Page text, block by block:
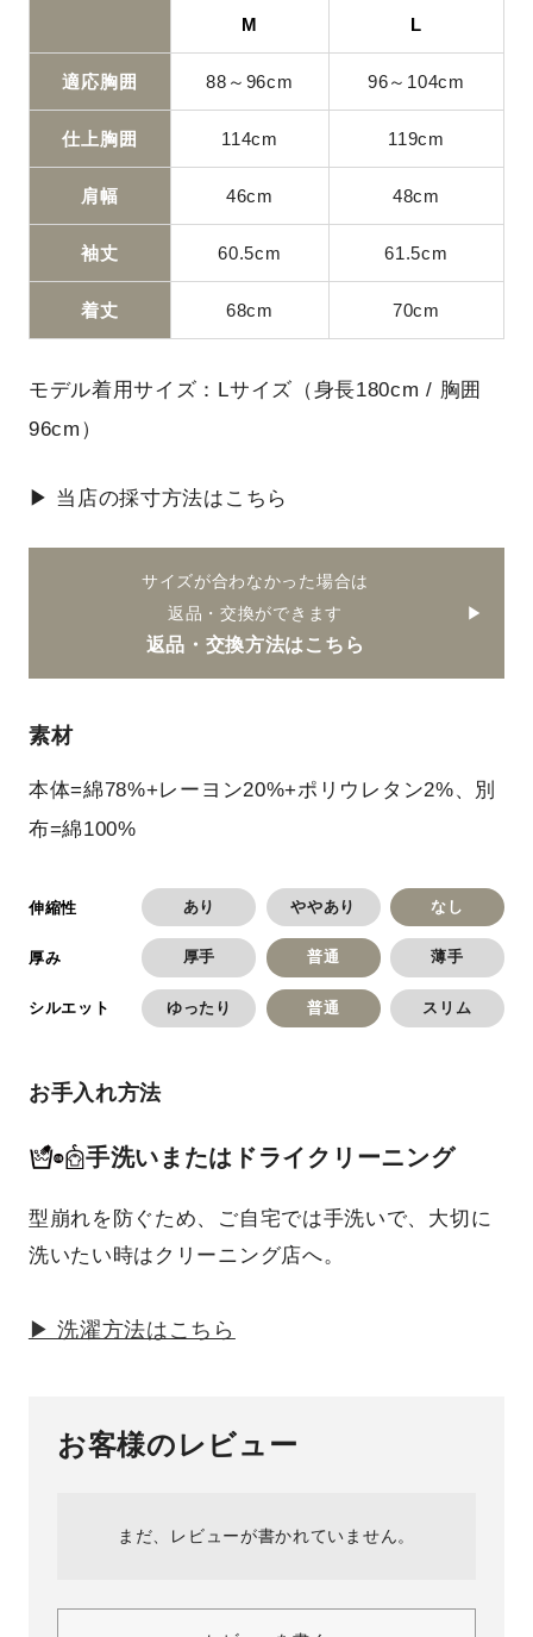
M L
適応胸囲 88～96cm 96～104cm
仕上胸囲 114cm 119cm
肩幅 46cm 48cm
袖丈 60.5cm 61.5cm
着丈 68cm 70cm
モデル着用サイズ：Lサイズ（身長180cm / 胸囲
96cm）
▶ 当店の採寸方法はこちら
サイズが合わなかった場合は
返品・交換ができます
返品・交換方法はこちら
素材
本体=綿78%+レーヨン20%+ポリウレタン2%、別
布=綿100%
伸縮性 あり ややあり なし
厚み 厚手 普通 薄手
シルエット ゆったり 普通 スリム
お手入れ方法
手洗いまたはドライクリーニング
型崩れを防ぐため、ご自宅では手洗いで、大切に
洗いたい時はクリーニング店へ。
▶ 洗濯方法はこちら
お客様のレビュー
まだ、レビューが書かれていません。